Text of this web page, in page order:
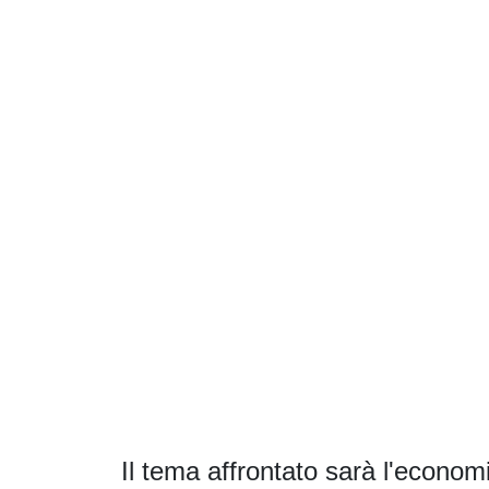
Il tema affrontato sarà